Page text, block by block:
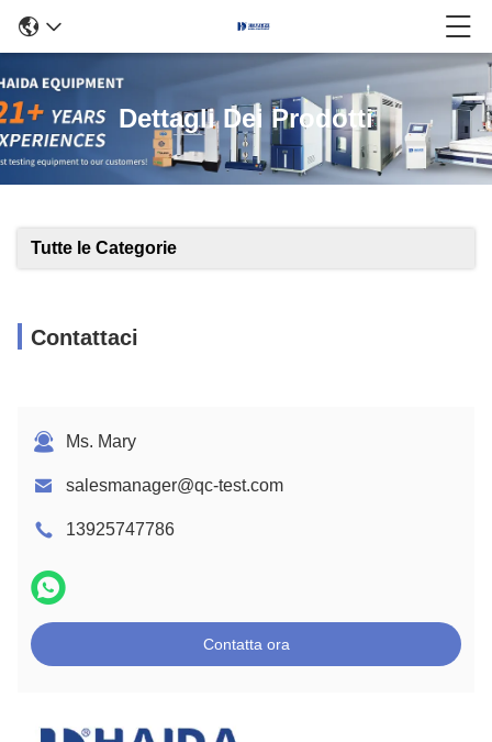
Dettagli Dei Prodotti
Tutte le Categorie
Contattaci
Ms. Mary
salesmanager@qc-test.com
13925747786
Contatta ora